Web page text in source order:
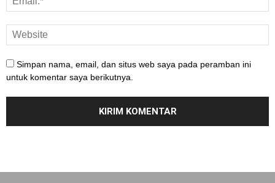
Simpan nama, email, dan situs web saya pada peramban ini
untuk komentar saya berikutnya.